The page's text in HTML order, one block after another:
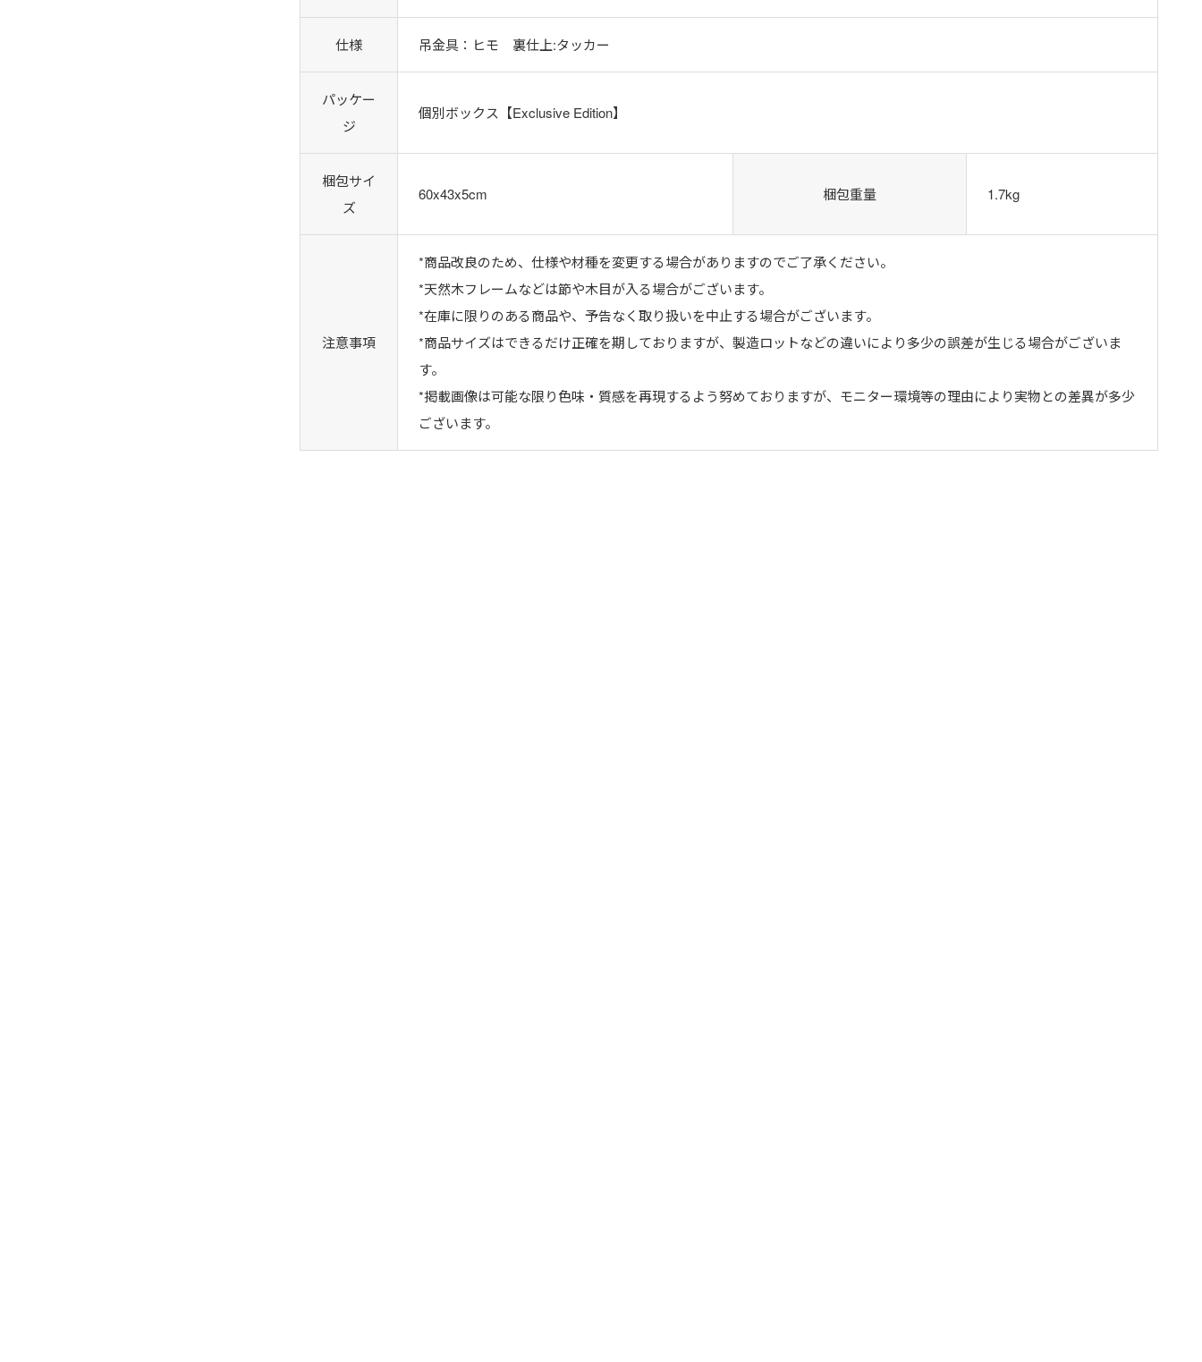
仕様 吊金具：ヒモ 裏仕上:タッカー
パッケー
ジ
個別ボックス【Exclusive Edition】
梱包サイ
ズ
60x43x5cm 梱包重量 1.7kg
注意事項
*商品改良のため、仕様や材種を変更する場合がありますのでご了承ください。
*天然木フレームなどは節や木目が入る場合がございます。
*在庫に限りのある商品や、予告なく取り扱いを中止する場合がございます。
*商品サイズはできるだけ正確を期しておりますが、製造ロットなどの違いにより多少の誤差が生じる場合がございま
す。
*掲載画像は可能な限り色味・質感を再現するよう努めておりますが、モニター環境等の理由により実物との差異が多少
ございます。